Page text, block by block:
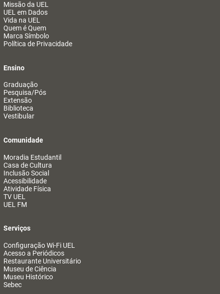
Missão da UEL
UEL em Dados
Vida na UEL
Quem é Quem
Marca Símbolo
Política de Privacidade
Ensino
Graduação
Pesquisa/Pós
Extensão
Biblioteca
Vestibular
Comunidade
Moradia Estudantil
Casa de Cultura
Inclusão Social
Acessibilidade
Atividade Física
TV UEL
UEL FM
Serviços
Configuração Wi-Fi UEL
Acesso a Periódicos
Restaurante Universitário
Museu de Ciência
Museu Histórico
Sebec